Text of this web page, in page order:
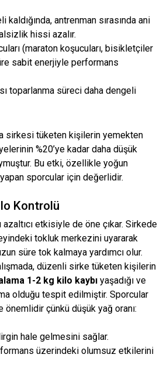
kaldığında, antrenman sırasında ani
hissi azalır.
(maraton koşucuları, bisikletçiler
sabit enerjiyle performans
toparlanma süreci daha dengeli
sirkesi tüketen kişilerin yemekten
%20’ye kadar daha düşük
Bu etki, özellikle yoğun
sporcular için değerlidir.
Kontrolü
etkisiyle de öne çıkar. Sirkede
tokluk merkezini uyararak
süre tok kalmaya yardımcı olur.
düzenli sirke tüketen kişilerin
1-2 kg kilo kaybı yaşadığı ve
olduğu tespit edilmiştir. Sporcular
çünkü düşük yağ oranı:
hale gelmesini sağlar.
üzerindeki olumsuz etkilerini